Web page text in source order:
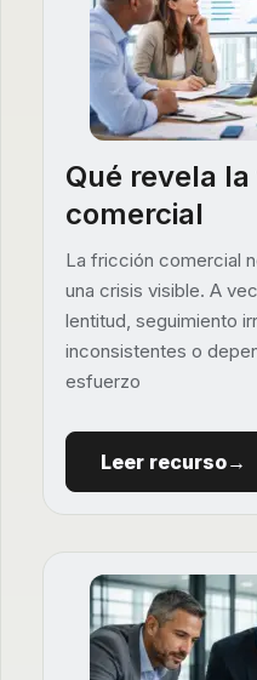
Qué revela
comercial
La fricción comercial
una crisis visible. A
lentitud, seguimiento
inconsistentes o
esfuerzo
Leer recurso→